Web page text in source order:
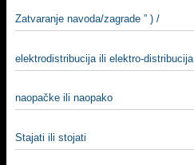
Zatvaranje navoda/zagrade ” ) /
elektrodistribucija ili elektro-distribucija
naopačke ili naopako
Stajati ili stojati